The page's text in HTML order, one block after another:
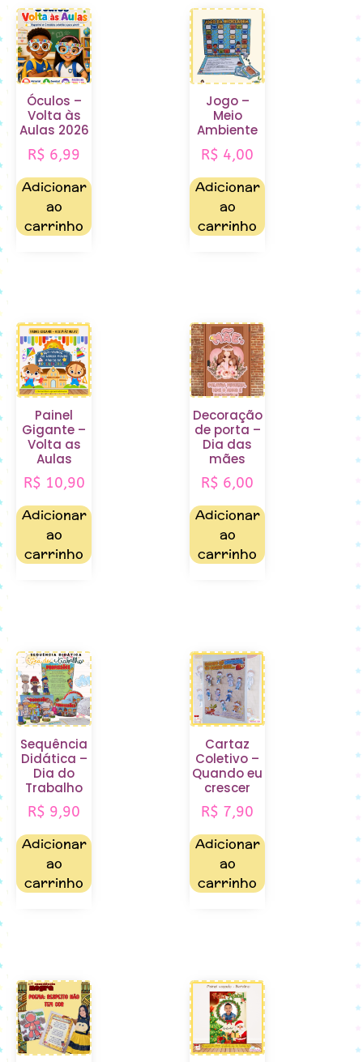
Óculos –
Volta às
Aulas 2026
R$ 6,99
Adicionar
ao
carrinho
Jogo –
Meio
Ambiente
R$ 4,00
Adicionar
ao
carrinho
Painel
Gigante –
Volta as
Aulas
R$ 10,90
Adicionar
ao
carrinho
Decoração
de porta –
Dia das
mães
R$ 6,00
Adicionar
ao
carrinho
Sequência
Didática –
Dia do
Trabalho
R$ 9,90
Adicionar
ao
carrinho
Cartaz
Coletivo –
Quando eu
crescer
R$ 7,90
Adicionar
ao
carrinho